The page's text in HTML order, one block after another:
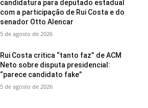
candidatura para deputado estadual
com a participação de Rui Costa e do
senador Otto Alencar
5 de agosto de 2026
Rui Costa critica “tanto faz” de ACM
Neto sobre disputa presidencial:
“parece candidato fake”
5 de agosto de 2026